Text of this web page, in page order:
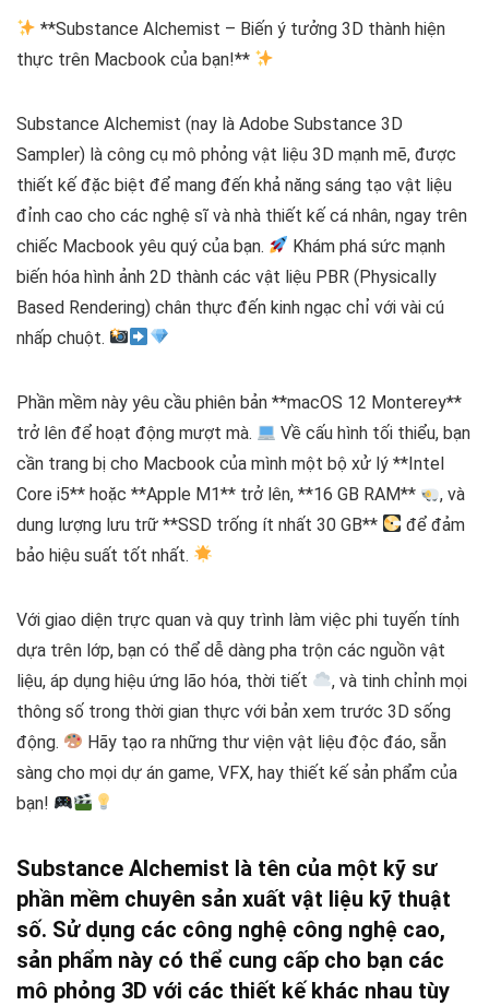
**Substance Alchemist – Biến ý tưởng 3D thành hiện
thực trên Macbook của bạn!**
Substance Alchemist (nay là Adobe Substance 3D
Sampler) là công cụ mô phỏng vật liệu 3D mạnh mẽ, được
thiết kế đặc biệt để mang đến khả năng sáng tạo vật liệu
đỉnh cao cho các nghệ sĩ và nhà thiết kế cá nhân, ngay trên
chiếc Macbook yêu quý của bạn.
Khám phá sức mạnh
biến hóa hình ảnh 2D thành các vật liệu PBR (Physically
Based Rendering) chân thực đến kinh ngạc chỉ với vài cú
nhấp chuột.
Phần mềm này yêu cầu phiên bản **macOS 12 Monterey**
trở lên để hoạt động mượt mà.
Về cấu hình tối thiểu, bạn
cần trang bị cho Macbook của mình một bộ xử lý **Intel
Core i5** hoặc **Apple M1** trở lên, **16 GB RAM**
, và
dung lượng lưu trữ **SSD trống ít nhất 30 GB**
để đảm
bảo hiệu suất tốt nhất.
Với giao diện trực quan và quy trình làm việc phi tuyến tính
dựa trên lớp, bạn có thể dễ dàng pha trộn các nguồn vật
liệu, áp dụng hiệu ứng lão hóa, thời tiết
, và tinh chỉnh mọi
thông số trong thời gian thực với bản xem trước 3D sống
động.
Hãy tạo ra những thư viện vật liệu độc đáo, sẵn
sàng cho mọi dự án game, VFX, hay thiết kế sản phẩm của
bạn!
Substance Alchemist là tên của một kỹ sư
phần mềm chuyên sản xuất vật liệu kỹ thuật
số. Sử dụng các công nghệ công nghệ cao,
sản phẩm này có thể cung cấp cho bạn các
mô phỏng 3D với các thiết kế khác nhau tùy